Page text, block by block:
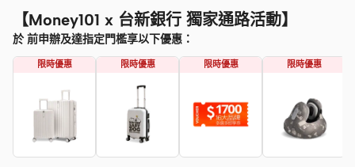
【Money101 x 台新銀行 獨家通路活動】
於 前申辦及達指定門檻享以下優惠：
限時優惠 限時優惠 限時優惠 限時優惠